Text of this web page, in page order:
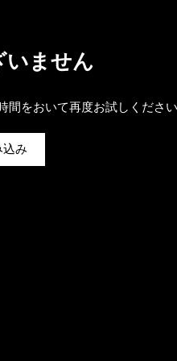
いません
間をおいて再度お試しくださ
込み